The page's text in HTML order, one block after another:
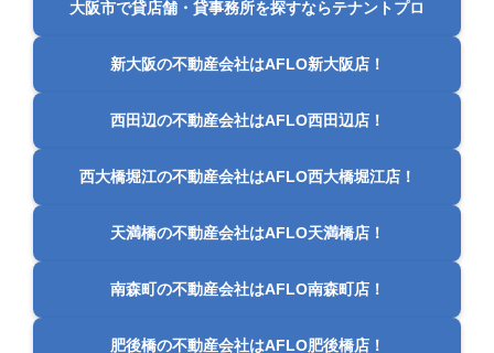
大阪市で貸店舗・貸事務所を探すならテナントプロ
新大阪の不動産会社はAFLO新大阪店！
西田辺の不動産会社はAFLO西田辺店！
西大橋堀江の不動産会社はAFLO西大橋堀江店！
天満橋の不動産会社はAFLO天満橋店！
南森町の不動産会社はAFLO南森町店！
肥後橋の不動産会社はAFLO肥後橋店！